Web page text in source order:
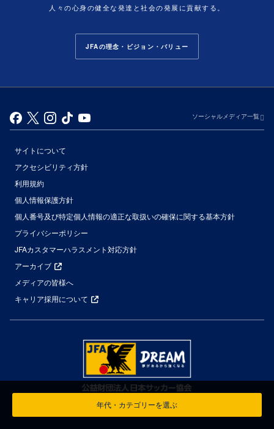
人々の心身の健全な発達と社会の発展に貢献する。
JFAの理念・ビジョン・バリュー
ソーシャルメディア一覧
サイトについて
アクセシビリティ方針
利用規約
個人情報保護方針
個人番号及び特定個人情報の適正な取扱いの確保に関する基本方針
プライバシーポリシー
JFAカスタマーハラスメント対応方針
アーカイブ
メディアの皆様へ
キャリア採用について
© Japan Football Association All Rights Reserved.
年代・カテゴリーを選ぶ